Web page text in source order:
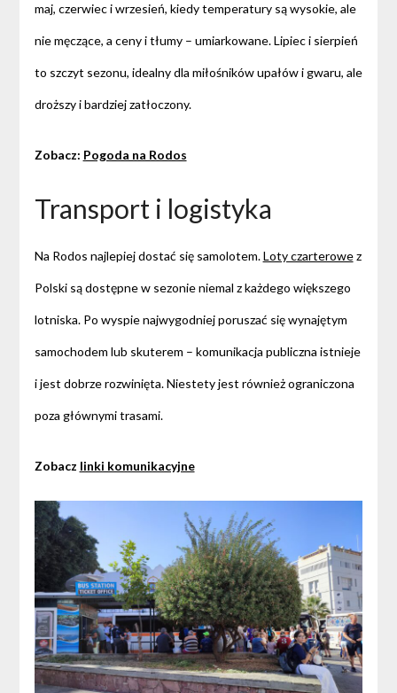
maj, czerwiec i wrzesień, kiedy temperatury są wysokie, ale
nie męczące, a ceny i tłumy – umiarkowane. Lipiec i sierpień
to szczyt sezonu, idealny dla miłośników upałów i gwaru, ale
droższy i bardziej zatłoczony.
Zobacz: Pogoda na Rodos
Transport i logistyka
Na Rodos najlepiej dostać się samolotem.Loty czarterowez
Polski są dostępne w sezonie niemal z każdego większego
lotniska. Po wyspie najwygodniej poruszać się wynajętym
samochodem lub skuterem – komunikacja publiczna istnieje
i jest dobrze rozwinięta. Niestety jest również ograniczona
poza głównymi trasami.
Zobacz linki komunikacyjne